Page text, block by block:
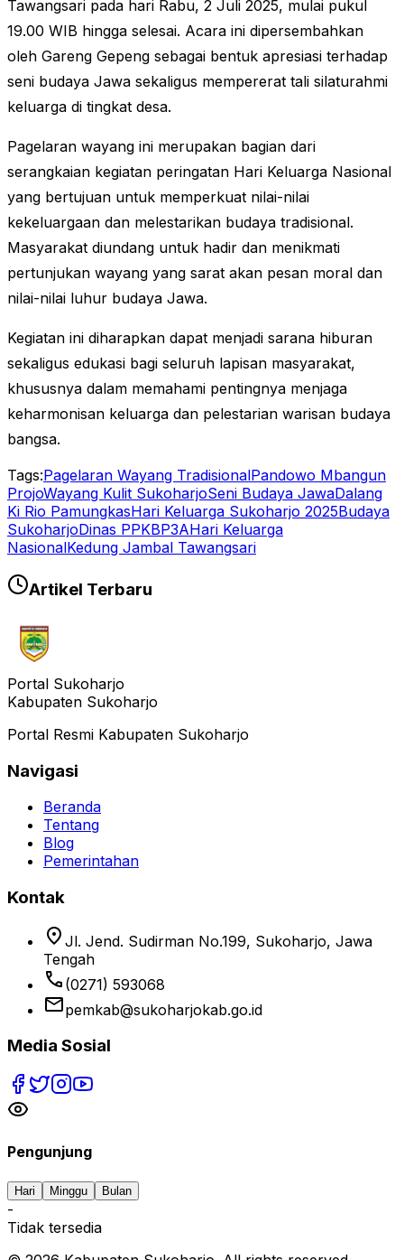
Tawangsari pada hari Rabu, 2 Juli 2025, mulai pukul
19.00 WIB hingga selesai. Acara ini dipersembahkan
oleh Gareng Gepeng sebagai bentuk apresiasi terhadap
seni budaya Jawa sekaligus mempererat tali silaturahmi
keluarga di tingkat desa.
Pagelaran wayang ini merupakan bagian dari
serangkaian kegiatan peringatan Hari Keluarga Nasional
yang bertujuan untuk memperkuat nilai-nilai
kekeluargaan dan melestarikan budaya tradisional.
Masyarakat diundang untuk hadir dan menikmati
pertunjukan wayang yang sarat akan pesan moral dan
nilai-nilai luhur budaya Jawa.
Kegiatan ini diharapkan dapat menjadi sarana hiburan
sekaligus edukasi bagi seluruh lapisan masyarakat,
khususnya dalam memahami pentingnya menjaga
keharmonisan keluarga dan pelestarian warisan budaya
bangsa.
Tags:Pagelaran Wayang TradisionalPandowo Mbangun
ProjoWayang Kulit SukoharjoSeni Budaya JawaDalang
Ki Rio PamungkasHari Keluarga Sukoharjo 2025Budaya
SukoharjoDinas PPKBP3AHari Keluarga
NasionalKedung Jambal Tawangsari
Artikel Terbaru
Portal Sukoharjo
Kabupaten Sukoharjo
Portal Resmi Kabupaten Sukoharjo
Navigasi
Beranda
Tentang
Blog
Pemerintahan
Kontak
location_on Jl. Jend. Sudirman No.199, Sukoharjo, Jawa
Tengah
phone (0271) 593068
emailpemkab@sukoharjokab.go.id
Media Sosial
Pengunjung
Hari Minggu Bulan
-
Tidak tersedia